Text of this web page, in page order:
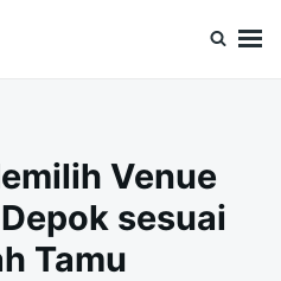
Venue
sesuai
Tamu